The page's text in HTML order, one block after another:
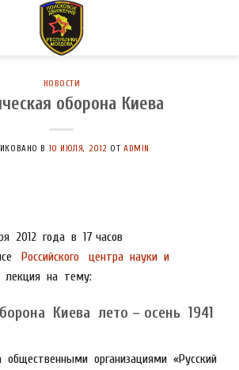
НОВОСТИ
оборона Киева
В10 ИЮЛЯ, 2012 ОТADMIN
2012 года в 17 часов
Российского центра науки и
лекция на тему:
Киева лето – осень 1941
общественными организациями «Русский